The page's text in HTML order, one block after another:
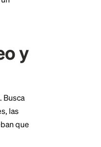
de móvil. En la
y te dejará
de texto a un